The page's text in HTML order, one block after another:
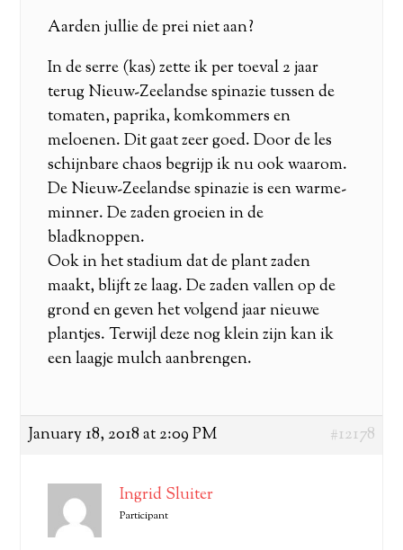
Aarden jullie de prei niet aan?
In de serre (kas) zette ik per toeval 2 jaar
terug Nieuw-Zeelandse spinazie tussen de
tomaten, paprika, komkommers en
meloenen. Dit gaat zeer goed. Door de les
schijnbare chaos begrijp ik nu ook waarom.
De Nieuw-Zeelandse spinazie is een warme-
minner. De zaden groeien in de
bladknoppen.
Ook in het stadium dat de plant zaden
maakt, blijft ze laag. De zaden vallen op de
grond en geven het volgend jaar nieuwe
plantjes. Terwijl deze nog klein zijn kan ik
een laagje mulch aanbrengen.
January 18, 2018 at 2:09 PM #12178
Ingrid Sluiter
Participant